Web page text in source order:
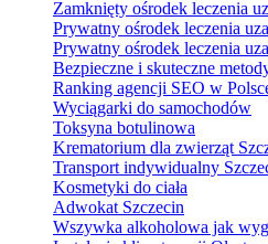
Zamknięty ośrodek leczenia
Prywatny ośrodek leczenia
Prywatny ośrodek leczenia
Bezpieczne i skuteczne
Ranking agencji SEO w
Wyciągarki do samochodów
Toksyna botulinowa
Krematorium dla zwierząt
Transport indywidualny
Kosmetyki do ciała
Adwokat Szczecin
Wszywka alkoholowa jak